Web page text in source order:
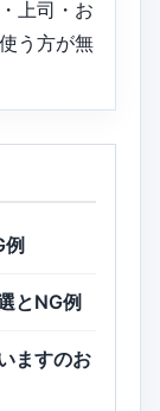
上司・お
う方が無
とNG例
ますのお